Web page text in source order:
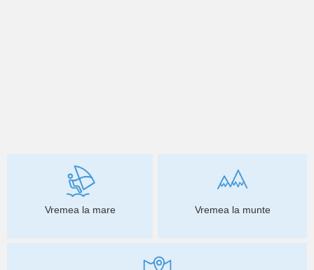
Vremea la mare Vremea la munte